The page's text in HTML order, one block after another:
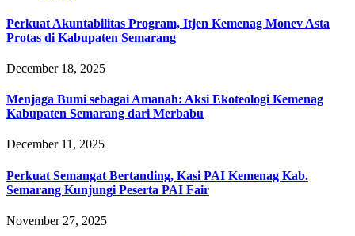
Perkuat Akuntabilitas Program, Itjen Kemenag Monev Asta
Protas di Kabupaten Semarang
December 18, 2025
Menjaga Bumi sebagai Amanah: Aksi Ekoteologi Kemenag
Kabupaten Semarang dari Merbabu
December 11, 2025
Perkuat Semangat Bertanding, Kasi PAI Kemenag Kab.
Semarang Kunjungi Peserta PAI Fair
November 27, 2025